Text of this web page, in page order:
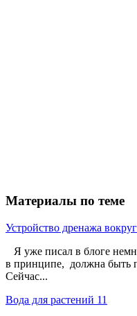
Материалы по теме
Устройство дренажа
Я уже писал в блоге
в принципе, должна быть
Сейчас...
Вода для растений 11